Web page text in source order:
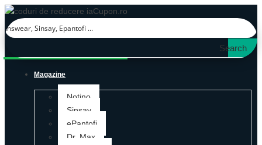
Search
Magazine
Notino
Sinsay
ePantofi
Dr. Max